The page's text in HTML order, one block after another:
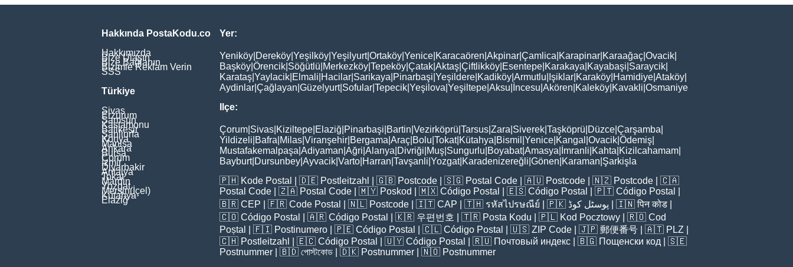
Hakkında PostaKodu.co
Hakkımızda
Bize Ulaşın
Bize Bağlanın
Bizimle Reklam Verin
SSS
Türkiye
Sivas
Erzurum
Samsun
Kastamonu
Balikesir
Şanliurfa
Konya
Manisa
Ankara
Bursa
Çorum
İzmir
Diyarbakir
Antalya
Tokat
Mardin
Yozgat
Mersin(İçel)
Kütahya
Elaziğ
Yer:
Yeniköy Dereköy Yeşilköy Yeşilyurt|Ortaköy Yenice Karacaören Akpinar Çamlica Karapinar Karaağaç Ovacik
Başköy Örencik Söğütlü Merkezköy Tepeköy Çatak Aktaş Çiftlikköy Esentepe Karakaya Kayabaşi Saraycik
Karataş Yaylacik Elmali Hacilar Sarikaya Pinarbaşi Yeşildere Kadiköy Armutlu Işiklar Karaköy Hamidiye Ataköy
Aydinlar Çağlayan Güzelyurt| Sofular Tepecik Yeşilova Yeşiltepe Aksu İncesu Akören Kaleköy Kavakli Osmaniye
Ilçe:
Çorum Sivas Kiziltepe Elaziğ Pinarbaşi Bartin Vezirköprü Tarsus Zara Siverek Taşköprü Düzce Çarşamba
Yildizeli Bafra Milas Viranşehir Bergama Araç Bolu Tokat| Kütahya Bismil Yenice Kangal Ovacik Ödemiş
Mustafakemalpaşa Adiyaman Ağri Alanya Divriği Muş Sungurlu Boyabat|Amasya İmranli Kahta Kizilcahamam
Bayburt| Dursunbey Ayvacik Varto Harran Tavşanli Yozgat| Karadenizereğli Gönen Karaman Şarkişla
🇵🇭 Kode Postal | 🇩🇪 Postleitzahl | 🇬🇧 Postcode | 🇸🇬 Postal Code | 🇦🇺 Postcode | 🇳🇿 Postcode | 🇨🇦
Postal Code | 🇿🇦 Postal Code | 🇲🇾 Poskod | 🇲🇽 Código Postal | 🇪🇸 Código Postal | 🇵🇹 Código Postal
🇧🇷 CEP | 🇫🇷 Code Postal | 🇳🇱 Postcode | 🇮🇹 CAP | 🇹🇭 รหัสไปรษณีย์ | 🇵🇰 پوسٹل کوڈ | 🇮🇳पिन कोड
🇨🇴 Código Postal | 🇦🇷 Código Postal | 🇰🇷 우편번호 | 🇹🇷 Posta Kodu | 🇵🇱 Kod Pocztowy | 🇷🇴 Cod
Poștal
| 🇫🇮 Postinumero | 🇵🇪 Código Postal | 🇨🇱 Código Postal | 🇺🇸 ZIP Code | 🇯🇵 郵便番号 | 🇦🇹 PLZ
🇨🇭 Postleitzahl | 🇪🇨 Código Postal | 🇺🇾 Código Postal | 🇷🇺 Почтовый индекс | 🇧🇬 Пощенски код | 🇸🇪
Postnummer | 🇧🇩 পোস্টকোড | 🇩🇰 Postnummer | 🇳🇴 Postnummer